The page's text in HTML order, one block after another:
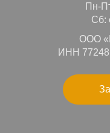
Пн-
Сб:
ООО
ИНН